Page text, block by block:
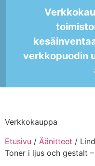
verkkopuodin
Verkkokauppa
Etusivu / Äänitteet /
Toner i ljus och gestalt